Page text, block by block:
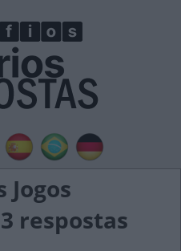
Jogos
respostas